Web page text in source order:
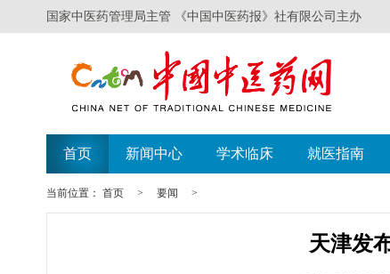
国家中医药管理局主管 《中国中医药报》社有限公司主办
首页 新闻中心 学术临床 就医指南
当前位置： 首页 > 要闻 >
天津发